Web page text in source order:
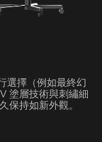
選擇（例如最終幻
塗層技術與刺繡細
保持如新外觀。